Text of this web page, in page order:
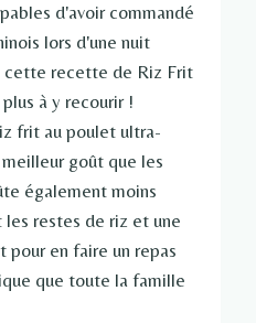
d'avoir commandé
lors d'une nuit
cette recette de Riz Frit
à y recourir !
frit au poulet ultra-
goût que les
également moins
restes de riz et une
en faire un repas
que toute la famille